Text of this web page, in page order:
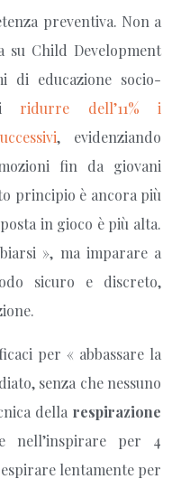
preventiva. Non a
su Child Development
di educazione socio-
ridurre dell’11% i
, evidenziando
fin da giovani
principio è ancora più
in gioco è più alta.
», ma imparare a
sicuro e discreto,
per « abbassare la
senza che nessuno
della respirazione
nell’inspirare per 4
lentamente per